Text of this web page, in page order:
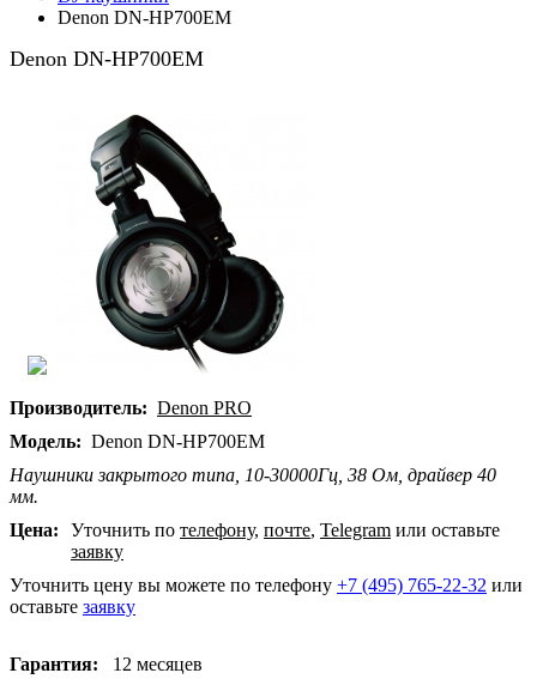
Denon DN-HP700EM
Denon DN-HP700EM
Производитель: Denon PRO
Модель: Denon DN-HP700EM
Наушники закрытого типа, 10-30000Гц, 38 Ом, драйвер 40
мм.
Цена:
Уточнить по телефону, почте, Telegram или оставьте
заявку
Уточнить цену вы можете по телефону +7 (495) 765-22-32 или
оставьте заявку
Гарантия: 12 месяцев